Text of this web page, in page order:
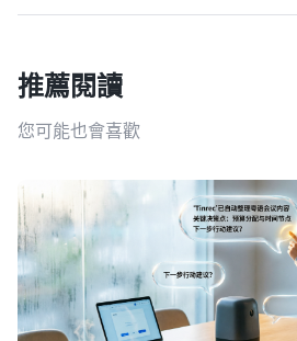
推薦閱讀
您可能也會喜歡